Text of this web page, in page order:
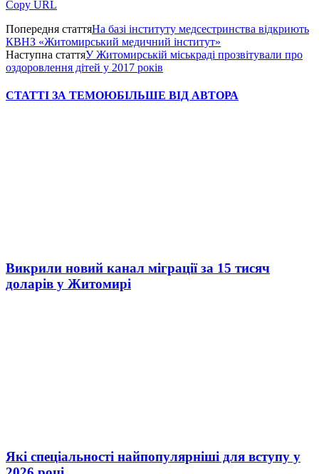
Copy URL
Попередня статтяНа базі інституту медсестринства відкриють
КВНЗ «Житомирський медичний інститут»
Наступна статтяУ Житомирській міськраді прозвітували про
оздоровлення дітей у 2017 років
СТАТТІ ЗА ТЕМОЮБІЛЬШЕ ВІД АВТОРА
Викрили новий канал міграції за 15 тисяч
доларів у Житомирі
Які спеціальності найпопулярніші для вступу у